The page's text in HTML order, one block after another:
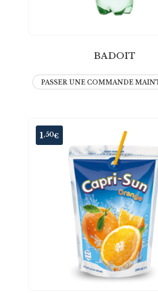
BADOIT
PASSER UNE COMMANDE
1,50€